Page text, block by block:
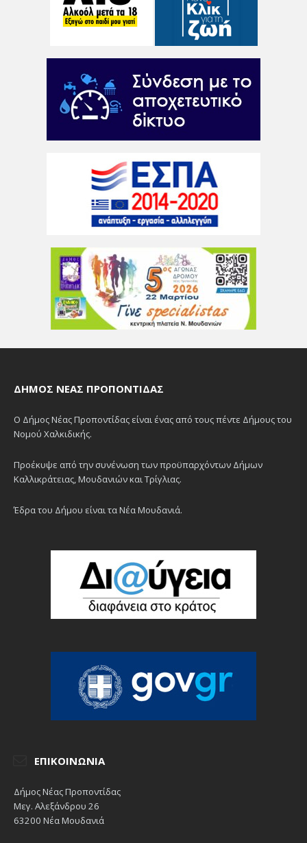
ΔΉΜΟΣ ΝΈΑΣ ΠΡΟΠΟΝΤΊΔΑΣ
Ο Δήμος Νέας Προποντίδας είναι ένας από τους πέντε Δήμους του
Νομού Χαλκιδικής.
Προέκυψε από την συνένωση των προϋπαρχόντων Δήμων
Καλλικράτειας, Μουδανιών και Τρίγλιας.
Έδρα του Δήμου είναι τα Νέα Μουδανιά.
ΕΠΙΚΟΙΝΩΝΊΑ
Δήμος Νέας Προποντίδας
Μεγ. Αλεξάνδρου 26
63200 Νέα Μουδανιά